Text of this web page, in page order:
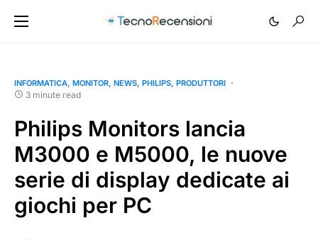
INFORMATICA MONITOR NEWS PHILIPS PRODUTTORI
3 minute read
Philips Monitors lancia
M3000 e M5000, le nuove
serie di display dedicate ai
giochi per PC